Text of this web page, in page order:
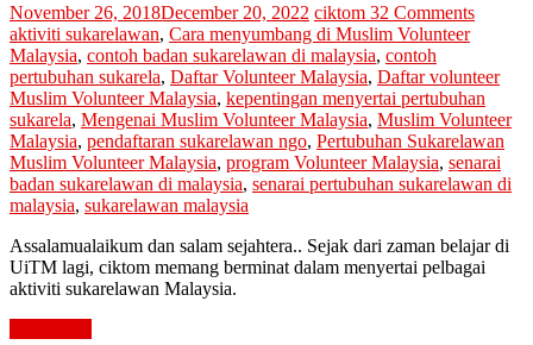
November 26, 2018December 20, 2022 ciktom 32 Comments
aktiviti sukarelawan, Cara menyumbang di Muslim Volunteer
Malaysia, contoh badan sukarelawan di malaysia, contoh
pertubuhan sukarela, Daftar Volunteer Malaysia, Daftar volunteer
Muslim Volunteer Malaysia, kepentingan menyertai pertubuhan
sukarela, Mengenai Muslim Volunteer Malaysia, Muslim Volunteer
Malaysia, pendaftaran sukarelawan ngo, Pertubuhan Sukarelawan
Muslim Volunteer Malaysia, program Volunteer Malaysia, senarai
badan sukarelawan di malaysia, senarai pertubuhan sukarelawan di
malaysia, sukarelawan malaysia
Assalamualaikum dan salam sejahtera.. Sejak dari zaman belajar di
UiTM lagi, ciktom memang berminat dalam menyertai pelbagai
aktiviti sukarelawan Malaysia.